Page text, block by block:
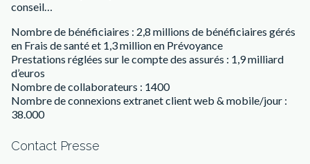
conseil…
Nombre de bénéficiaires : 2,8 millions de bénéficiaires gérés
en Frais de santé et 1,3 million en Prévoyance
Prestations réglées sur le compte des assurés : 1,9 milliard
d’euros
Nombre de collaborateurs : 1400
Nombre de connexions extranet client web & mobile/jour :
38.000
Contact Presse